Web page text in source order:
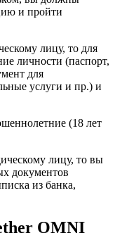
и пройти
лицу, то для
личности (паспорт,
для
услуги и пр.) и
(18 лет
лицу, то вы
документов
из банка,
OMNI